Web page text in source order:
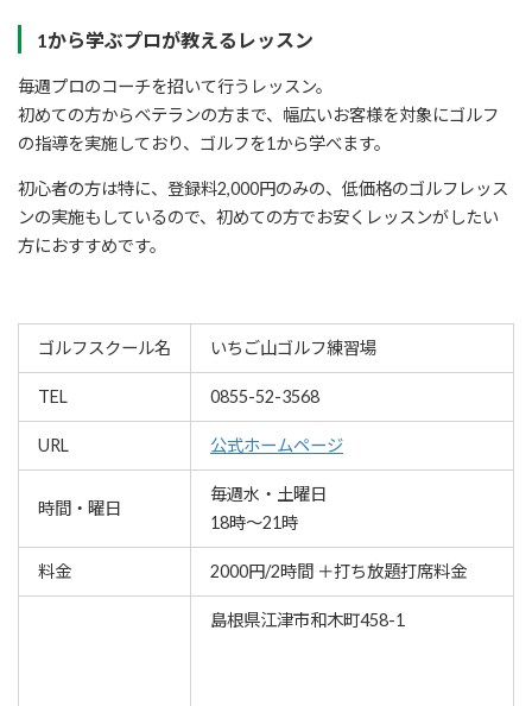
1から学ぶプロが教えるレッスン
毎週プロのコーチを招いて行うレッスン。
初めての方からベテランの方まで、幅広いお客様を対象にゴルフ
の指導を実施しており、ゴルフを1から学べます。
初心者の方は特に、登録料2,000円のみの、低価格のゴルフレッス
ンの実施もしているので、初めての方でお安くレッスンがしたい
方におすすめです。
ゴルフスクール名 いちご山ゴルフ練習場
TEL 0855-52-3568
URL 公式ホームページ
時間・曜日
毎週水・土曜日
18時～21時
料金 2000円/2時間 ＋打ち放題打席料金
島根県江津市和木町458-1